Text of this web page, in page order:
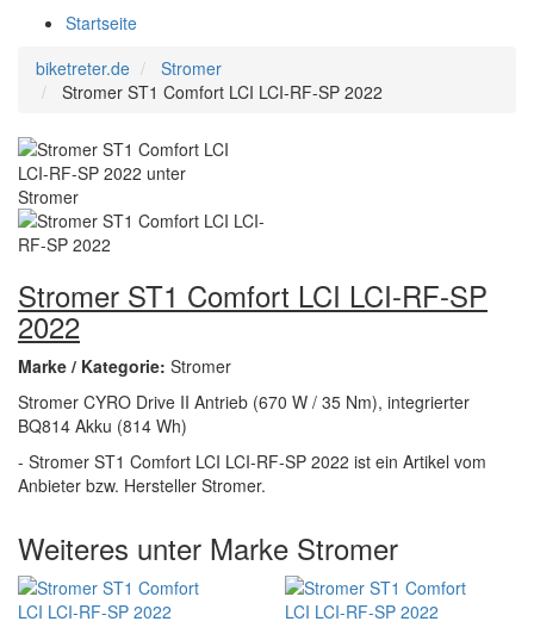
Startseite
biketreter.de
Stromer
Stromer ST1 Comfort LCI LCI-RF-SP 2022
Stromer ST1 Comfort LCI LCI-RF-SP
2022
Marke / Kategorie: Stromer
Stromer CYRO Drive II Antrieb (670 W / 35 Nm), integrierter
BQ814 Akku (814 Wh)
- Stromer ST1 Comfort LCI LCI-RF-SP 2022 ist ein Artikel vom
Anbieter bzw. Hersteller Stromer.
Weiteres unter Marke Stromer